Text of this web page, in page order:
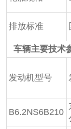
排放标准
车辆主要技术
发动机型号
B6.2NS6B210